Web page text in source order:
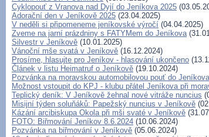
Cyklopouť z Vranova nad Dyjí do Jeníkova 2025
Adorační den v Jeníkově 2025 (23.04.2025)
V neděli si připomeneme jeníkovské výročí (04.04.2025)
Zveme na jarní prázdniny s FATYMem do Jeníkova
Silvestr v Jeníkově (10.01.2025)
Vánoční mše svatá v Jeníkově (16.12.2024)
Prosíme, hlasujte pro Jeníkov - hlasování ukončeno
Článek v listu Heimatruf o Jeníkově (19.10.2024)
Pozvánka na moravskou automobilovou pouť do
Možnost vstoupit do KPJ - klubu přátel Jeníkova při
Teplický deník: V Jeníkově žehnal nové vitráže nuncius
Misijní týden soluňáků: Papežský nuncius v Jeníkově
Kázání arcibiskupa Okola při mši svaté v Jeníkově
FOTO: Biřmování Jeníkov 8.6.2024 (10.06.2024)
Pozvánka na biřmování v Jeníkově (05.06.2024)